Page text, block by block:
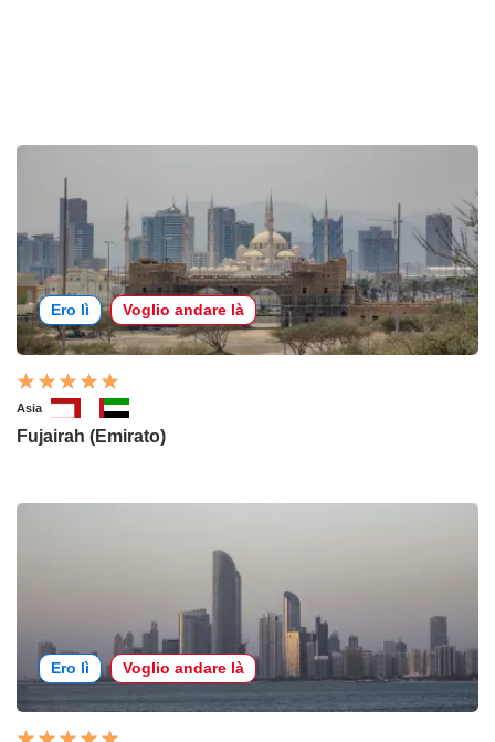
Ero lì Voglio andare là
Asia
Fujairah (Emirato)
Ero lì Voglio andare là